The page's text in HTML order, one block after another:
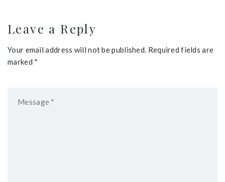
Leave a Reply
Your email address will not be published. Required fields are
marked *